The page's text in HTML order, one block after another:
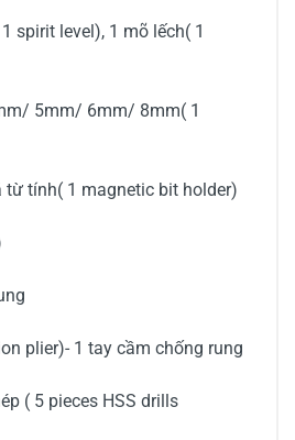
spirit level), 1 mõ lếch( 1
5mm/ 6mm/ 8mm( 1
từ tính( 1 magnetic bit holder)
plier)- 1 tay cầm chống rung
( 5 pieces HSS drills